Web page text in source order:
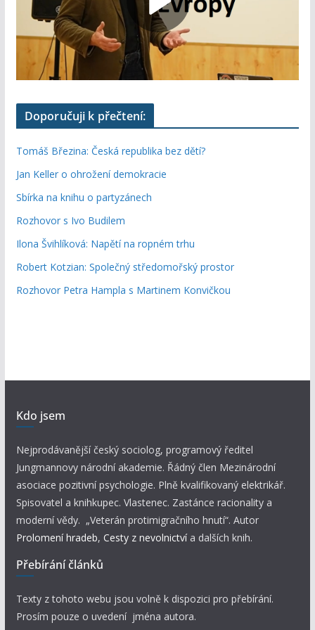
Doporučuji k přečtení:
Tomáš Březina: Česká republika bez dětí?
Jan Keller o ohrožení demokracie
Sbírka na knihu o partyzánech
Rozhovor s Ivo Budilem
Ilona Švihlíková: Napětí na ropném trhu
Robert Kotzian: Společný středomořský prostor
Rozhovor Petra Hampla s Martinem Konvičkou
Kdo jsem
Nejprodávanější český sociolog, programový ředitel
Jungmannovy národní akademie. Řádný člen Mezinárodní
asociace pozitivní psychologie. Plně kvalifikovaný elektrikář.
Spisovatel a knihkupec. Vlastenec. Zastánce racionality a
moderní vědy. „Veterán protimigračního hnutí“. Autor
Prolomení hradeb, Cesty z nevolnictví a dalších knih.
Přebírání článků
Texty z tohoto webu jsou volně k dispozici pro přebírání.
Prosím pouze o uvedení jména autora.